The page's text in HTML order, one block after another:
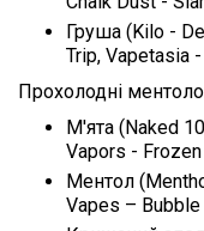
Груша (Kilo -
Trip, Vapetasia
Прохолодні
М'ята (Naked
Vapors -
Ментол
Vapes – Bubble